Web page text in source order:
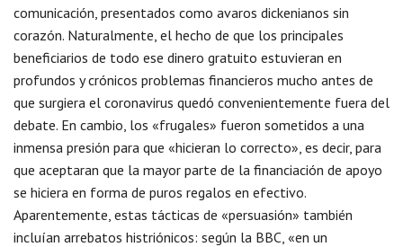
comunicación, presentados como avaros dickenianos sin
corazón. Naturalmente, el hecho de que los principales
beneficiarios de todo ese dinero gratuito estuvieran en
profundos y crónicos problemas financieros mucho antes de
que surgiera el coronavirus quedó convenientemente fuera del
debate. En cambio, los «frugales» fueron sometidos a una
inmensa presión para que «hicieran lo correcto», es decir, para
que aceptaran que la mayor parte de la financiación de apoyo
se hiciera en forma de puros regalos en efectivo.
Aparentemente, estas tácticas de «persuasión» también
incluían arrebatos histriónicos: según la BBC, «en un